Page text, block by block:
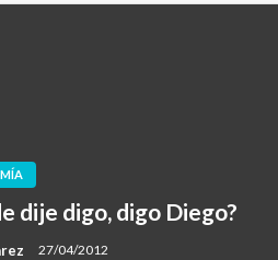
dije digo, digo Diego?
27/04/2012